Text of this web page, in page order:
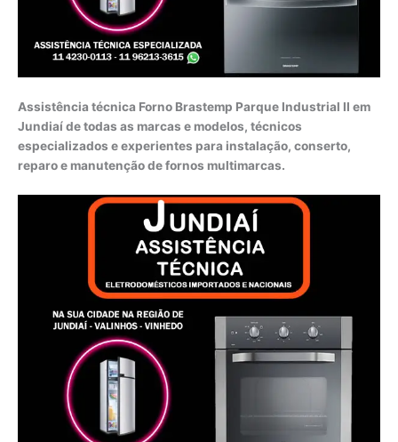
Assistência técnica Forno Brastemp Parque Industrial II em
Jundiaí de todas as marcas e modelos, técnicos
especializados e experientes para instalação, conserto,
reparo e manutenção de fornos multimarcas.